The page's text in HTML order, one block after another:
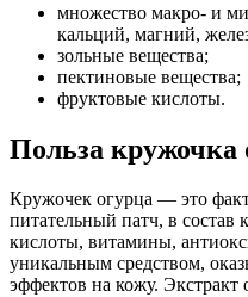
множество макро- и
кальций, магний,
зольные вещества;
пектиновые вещества;
фруктовые кислоты.
Польза кружочка
Кружочек огурца — это
питательный патч, в состав
кислоты, витамины,
уникальным средством,
эффектов на кожу. Экстракт